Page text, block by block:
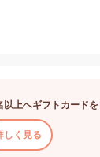
以上へギフトカード
しく見る